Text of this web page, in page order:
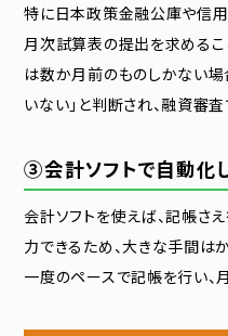
特に日本政策金融公庫や信
月次試算表の提出を求めるこ
は数か月前のものしかない場
いない」と判断され、融資審
③会計ソフトで自動化
会計ソフトを使えば、記帳さ
力できるため、大きな手間は
一度のペースで記帳を行い、